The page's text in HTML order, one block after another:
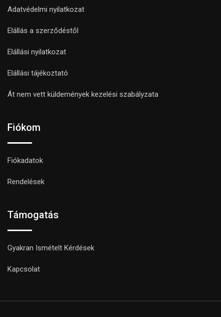
Adatvédelmi nyilatkozat
Elállás a szerződéstől
Elállási nyilatkozat
Elállási tájékoztató
Át nem vett küldemények kezelési szabályzata
Fiókom
Fiókadatok
Rendelések
Támogatás
Gyakran Ismételt Kérdések
Kapcsolat